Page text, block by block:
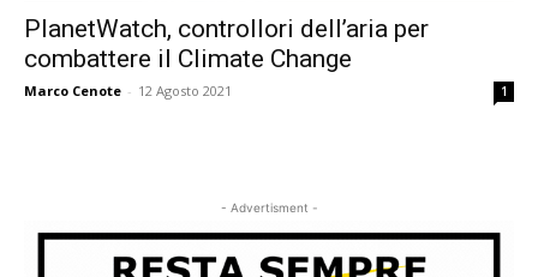
PlanetWatch, controllori dell’aria per
combattere il Climate Change
Marco Cenote - 12 Agosto 2021 1
- Advertisment -